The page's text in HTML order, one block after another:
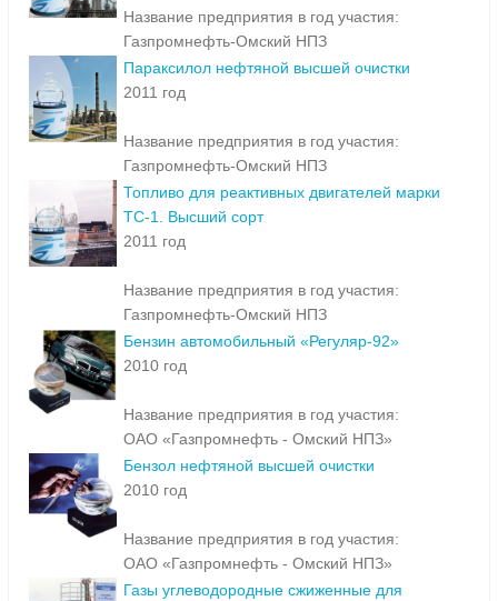
Название предприятия в год участия:
Газпромнефть-Омский НПЗ
Параксилол нефтяной высшей очистки
2011 год
Название предприятия в год участия:
Газпромнефть-Омский НПЗ
Топливо для реактивных двигателей марки
ТС-1. Высший сорт
2011 год
Название предприятия в год участия:
Газпромнефть-Омский НПЗ
Бензин автомобильный «Регуляр-92»
2010 год
Название предприятия в год участия:
ОАО «Газпромнефть - Омский НПЗ»
Бензол нефтяной высшей очистки
2010 год
Название предприятия в год участия:
ОАО «Газпромнефть - Омский НПЗ»
Газы углеводородные сжиженные для